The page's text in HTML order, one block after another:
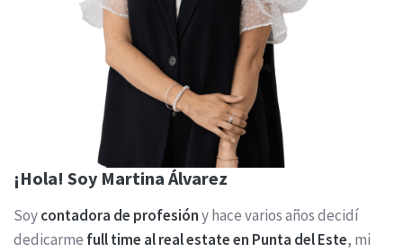
¡Hola! Soy Martina Álvarez
Soycontadora de profesióny hace varios años decidí
dedicarme full time al real estate en Punta del Este, mi